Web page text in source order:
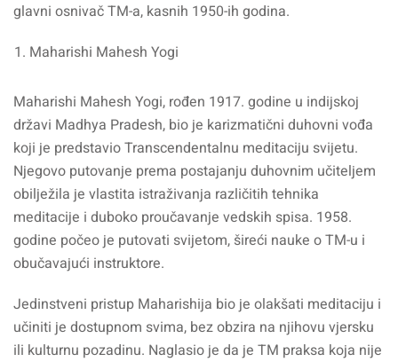
glavni osnivač TM-a, kasnih 1950-ih godina.
Maharishi Mahesh Yogi
Maharishi Mahesh Yogi, rođen 1917. godine u indijskoj
državi Madhya Pradesh, bio je karizmatični duhovni vođa
koji je predstavio Transcendentalnu meditaciju svijetu.
Njegovo putovanje prema postajanju duhovnim učiteljem
obilježila je vlastita istraživanja različitih tehnika
meditacije i duboko proučavanje vedskih spisa. 1958.
godine počeo je putovati svijetom, šireći nauke o TM-u i
obučavajući instruktore.
Jedinstveni pristup Maharishija bio je olakšati meditaciju i
učiniti je dostupnom svima, bez obzira na njihovu vjersku
ili kulturnu pozadinu. Naglasio je da je TM praksa koja nije